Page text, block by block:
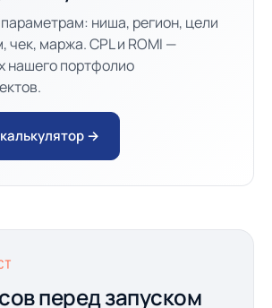
ниша, регион, цели
чек, маржа. CPL и ROMI —
нашего портфолио
→
перед запуском